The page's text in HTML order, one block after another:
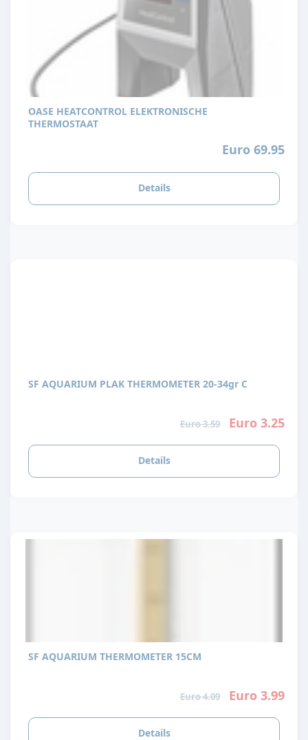
OASE HEATCONTROL ELEKTRONISCHE
THERMOSTAAT
Euro 69.95
Details
SF AQUARIUM PLAK THERMOMETER 20-34gr C
Euro 3.59 Euro 3.25
Details
SF AQUARIUM THERMOMETER 15CM
Euro 4.09 Euro 3.99
Details